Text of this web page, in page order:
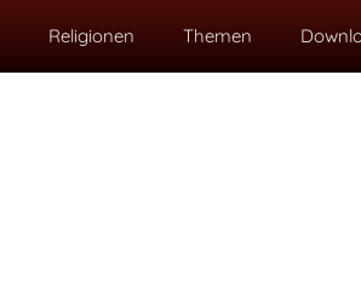
Religionen Themen